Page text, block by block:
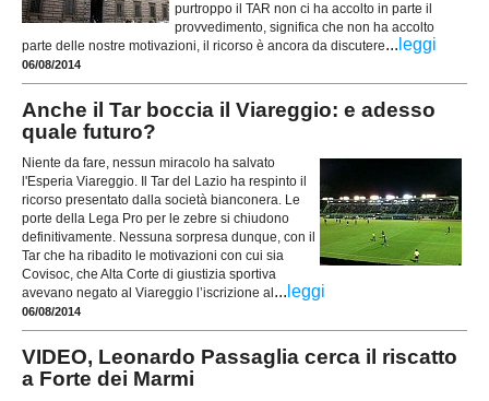
purtroppo il TAR non ci ha accolto in parte il
provvedimento, significa che non ha accolto
parte delle nostre motivazioni, il ricorso è ancora da discutere... leggi
06/08/2014
Anche il Tar boccia il Viareggio: e adesso
quale futuro?
Niente da fare, nessun miracolo ha salvato
l'Esperia Viareggio. Il Tar del Lazio ha respinto il
ricorso presentato dalla società bianconera. Le
porte della Lega Pro per le zebre si chiudono
definitivamente. Nessuna sorpresa dunque, con il
Tar che ha ribadito le motivazioni con cui sia
Covisoc, che Alta Corte di giustizia sportiva
avevano negato al Viareggio l’iscrizione al ... leggi
06/08/2014
VIDEO, Leonardo Passaglia cerca il riscatto
a Forte dei Marmi